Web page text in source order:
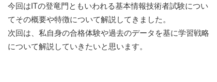
今回はITの登竜門ともいわれる基本情報技術者試験につい
てその概要や特徴について解説してきました。
次回は、私自身の合格体験や過去のデータを基に学習戦略
について解説していきたいと思います。